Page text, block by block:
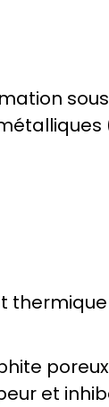
thermique
et